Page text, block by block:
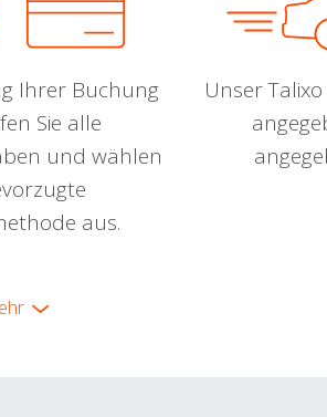
Ihrer Buchung
Sie alle
und wählen
aus.
Unser